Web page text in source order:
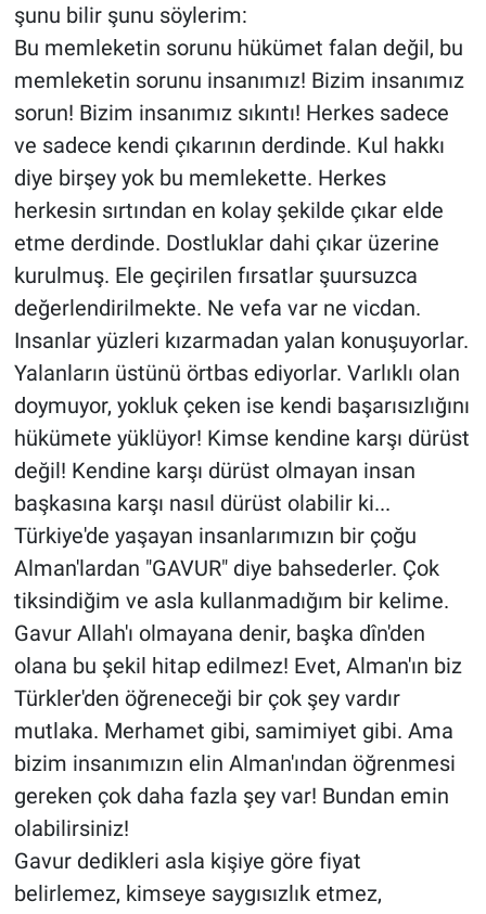
şunu bilir şunu söylerim:
Bu memleketin sorunu hükümet falan değil, bu
memleketin sorunu insanımız! Bizim insanımız
sorun! Bizim insanımız sıkıntı! Herkes sadece
ve sadece kendi çıkarının derdinde. Kul hakkı
diye birşey yok bu memlekette. Herkes
herkesin sırtından en kolay şekilde çıkar elde
etme derdinde. Dostluklar dahi çıkar üzerine
kurulmuş. Ele geçirilen fırsatlar şuursuzca
değerlendirilmekte. Ne vefa var ne vicdan.
Insanlar yüzleri kızarmadan yalan konuşuyorlar.
Yalanların üstünü örtbas ediyorlar. Varlıklı olan
doymuyor, yokluk çeken ise kendi başarısızlığını
hükümete yüklüyor! Kimse kendine karşı dürüst
değil! Kendine karşı dürüst olmayan insan
başkasına karşı nasıl dürüst olabilir ki...
Türkiye'de yaşayan insanlarımızın bir çoğu
Alman'lardan "GAVUR" diye bahsederler. Çok
tiksindiğim ve asla kullanmadığım bir kelime.
Gavur Allah'ı olmayana denir, başka dîn'den
olana bu şekil hitap edilmez! Evet, Alman'ın biz
Türkler'den öğreneceği bir çok şey vardır
mutlaka. Merhamet gibi, samimiyet gibi. Ama
bizim insanımızın elin Alman'ından öğrenmesi
gereken çok daha fazla şey var! Bundan emin
olabilirsiniz!
Gavur dedikleri asla kişiye göre fiyat
belirlemez, kimseye saygısızlık etmez,